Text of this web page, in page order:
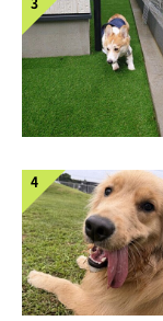
ーしておく必要が
・呼んだら戻ってくる
・ケージやクレート
・家庭以外の場所
・どこでも飼い主
上記は一例ですが、
どんな環境でも順応